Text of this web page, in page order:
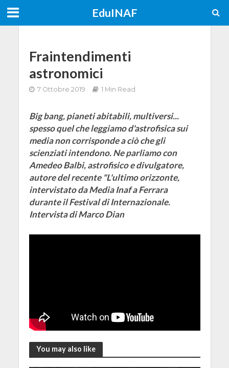
EduINAF
Fraintendimenti
astronomici
7 Ottobre 2019 1 Min Read
Big bang, pianeti abitabili, multiversi...
spesso quel che leggiamo d'astrofisica sui
media non corrisponde a ciò che gli
scienziati intendono. Ne parliamo con
Amedeo Balbi, astrofisico e divulgatore,
autore del recente "L'ultimo orizzonte,
intervistato da Media Inaf a Ferrara
durante il Festival di Internazionale.
Intervista di Marco Dian
You may also like